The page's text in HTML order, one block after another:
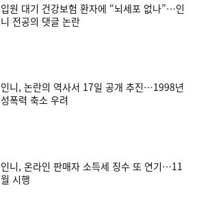
입원 대기 건강보험 환자에 “뇌세포 없나”…인
니 전공의 댓글 논란
인니, 논란의 역사서 17일 공개 추진…1998년
성폭력 축소 우려
인니, 온라인 판매자 소득세 징수 또 연기…11
월 시행